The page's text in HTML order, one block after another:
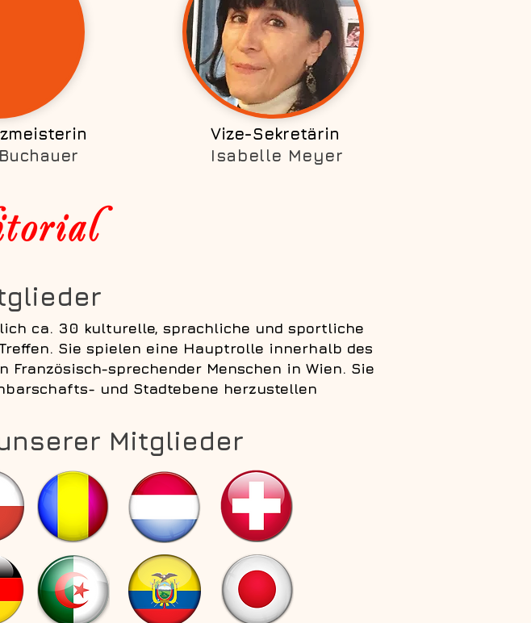
Vize-Sekretärin
Isabelle Meyer
ca. 30 kulturelle, sprachliche und sportliche
Sie spielen eine Hauptrolle innerhalb des
sprechender Menschen in Wien. Sie
und Stadtebene herzustellen
Mitglieder